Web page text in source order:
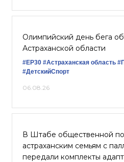
Олимпийский день бега
Астраханской области
#ЕР30 #Астраханская область
#ДетскийСпорт
06.08.26
В Штабе общественной
астраханским семьям с
передали комплекты